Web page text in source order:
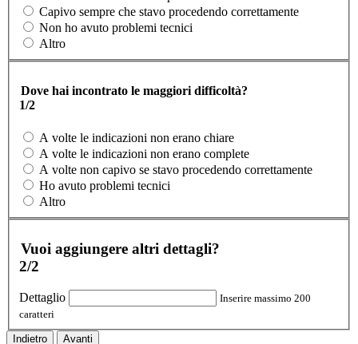
Capivo sempre che stavo procedendo correttamente
Non ho avuto problemi tecnici
Altro
Dove hai incontrato le maggiori difficoltà?
1/2
A volte le indicazioni non erano chiare
A volte le indicazioni non erano complete
A volte non capivo se stavo procedendo correttamente
Ho avuto problemi tecnici
Altro
Vuoi aggiungere altri dettagli?
2/2
Dettaglio
Inserire massimo 200
caratteri
Indietro Avanti